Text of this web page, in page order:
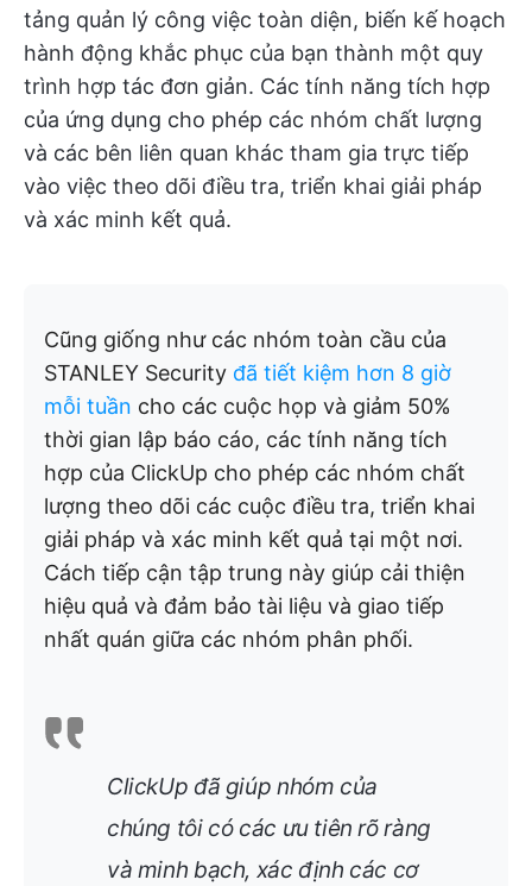
tảng quản lý công việc toàn diện, biến kế hoạch
hành động khắc phục của bạn thành một quy
trình hợp tác đơn giản. Các tính năng tích hợp
của ứng dụng cho phép các nhóm chất lượng
và các bên liên quan khác tham gia trực tiếp
vào việc theo dõi điều tra, triển khai giải pháp
và xác minh kết quả.
Cũng giống như các nhóm toàn cầu của
STANLEY Security đã tiết kiệm hơn 8 giờ
mỗi tuần cho các cuộc họp và giảm 50%
thời gian lập báo cáo, các tính năng tích
hợp của ClickUp cho phép các nhóm chất
lượng theo dõi các cuộc điều tra, triển khai
giải pháp và xác minh kết quả tại một nơi.
Cách tiếp cận tập trung này giúp cải thiện
hiệu quả và đảm bảo tài liệu và giao tiếp
nhất quán giữa các nhóm phân phối.
ClickUp đã giúp nhóm của
chúng tôi có các ưu tiên rõ ràng
và minh bạch, xác định các cơ